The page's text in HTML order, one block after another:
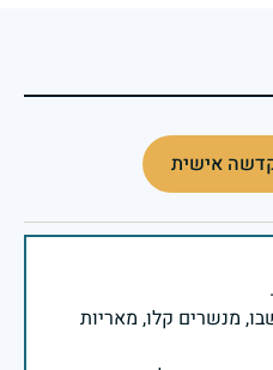
אישית
מנשרים קלו, מאריות